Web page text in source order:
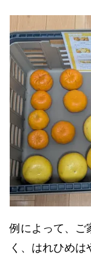
例によって、ご
く、はれひめは